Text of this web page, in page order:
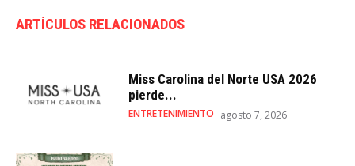
ARTÍCULOS RELACIONADOS
Miss Carolina del Norte USA 2026
pierde...
ENTRETENIMIENTO agosto 7, 2026